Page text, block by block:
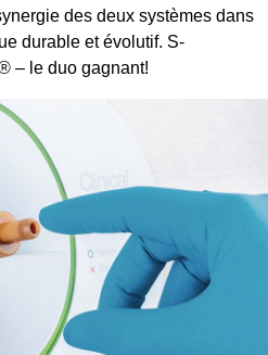
des deux systèmes dans
durable et évolutif. S-
– le duo gagnant!